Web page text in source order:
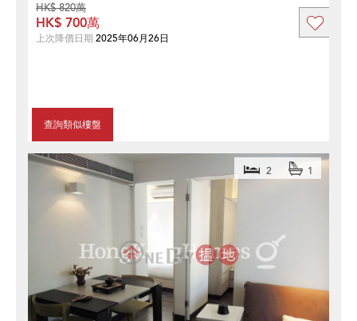
查詢類似樓盤
HK$ 820萬
HK$ 700萬
上次降價日期 2025年06月26日
2 1